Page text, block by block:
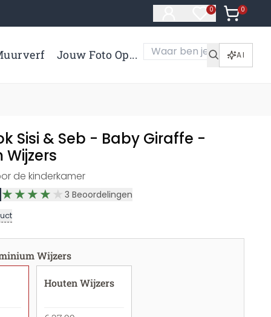
0
Artikelen in
0
Artikelen
Jouw Foto Op... AI
Sisi & Seb - Baby Giraffe -
de kinderkamer
3 Beoordelingen
Wijzers
Houten Wijzers